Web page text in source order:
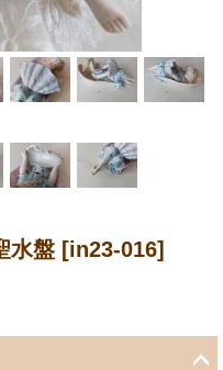
水盤 [in23-016]